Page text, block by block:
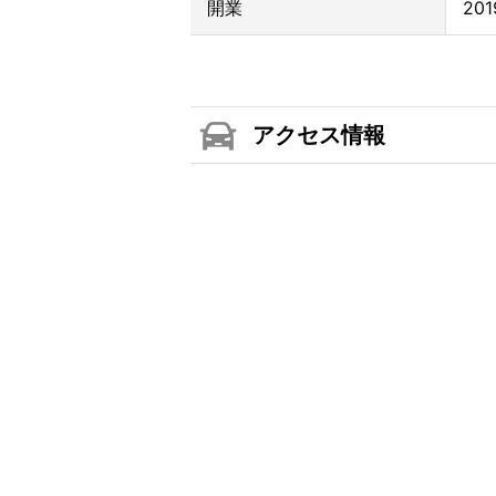
開業
アクセス情報